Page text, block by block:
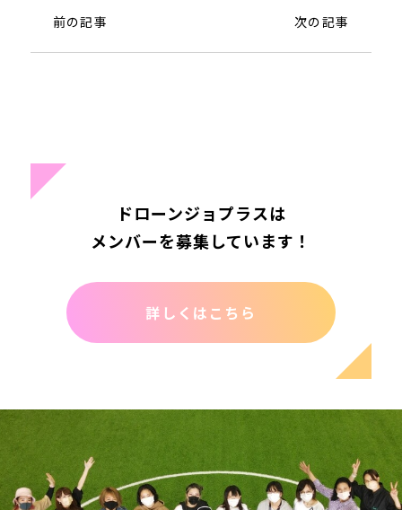
前の記事 次の記事
ドローンジョプラスは
メンバーを募集しています！
詳しくはこちら